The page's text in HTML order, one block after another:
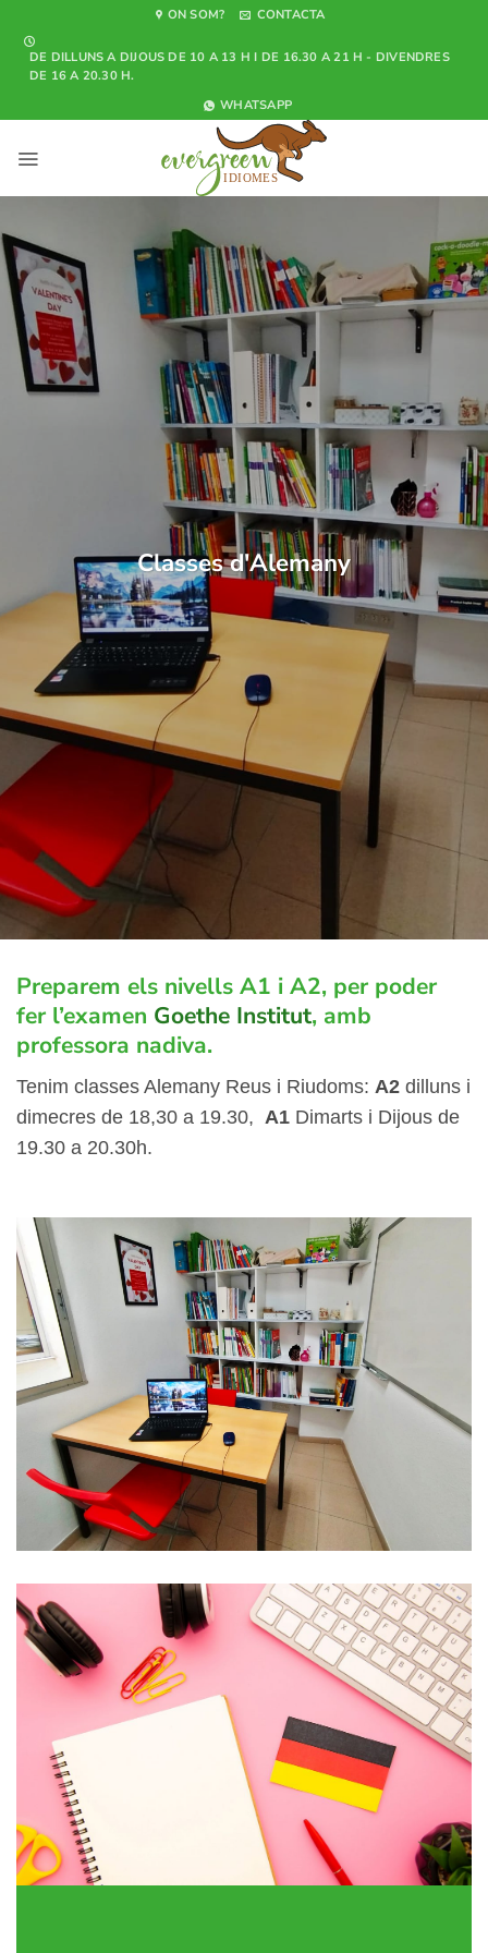
content
ON SOM? CONTACTA
DE DILLUNS A DIJOUS DE 10 A 13 H I DE 16.30 A 21 H - DIVENDRES
DE 16 A 20.30 H.
WHATSAPP
Classes d'Alemany
Preparem els nivells A1 i A2, per poder
fer l’examen Goethe Institut, amb
professora nadiva.
Tenim classes Alemany Reus i Riudoms: A2 dilluns i
dimecres de 18,30 a 19.30, A1 Dimarts i Dijous de
19.30 a 20.30h.